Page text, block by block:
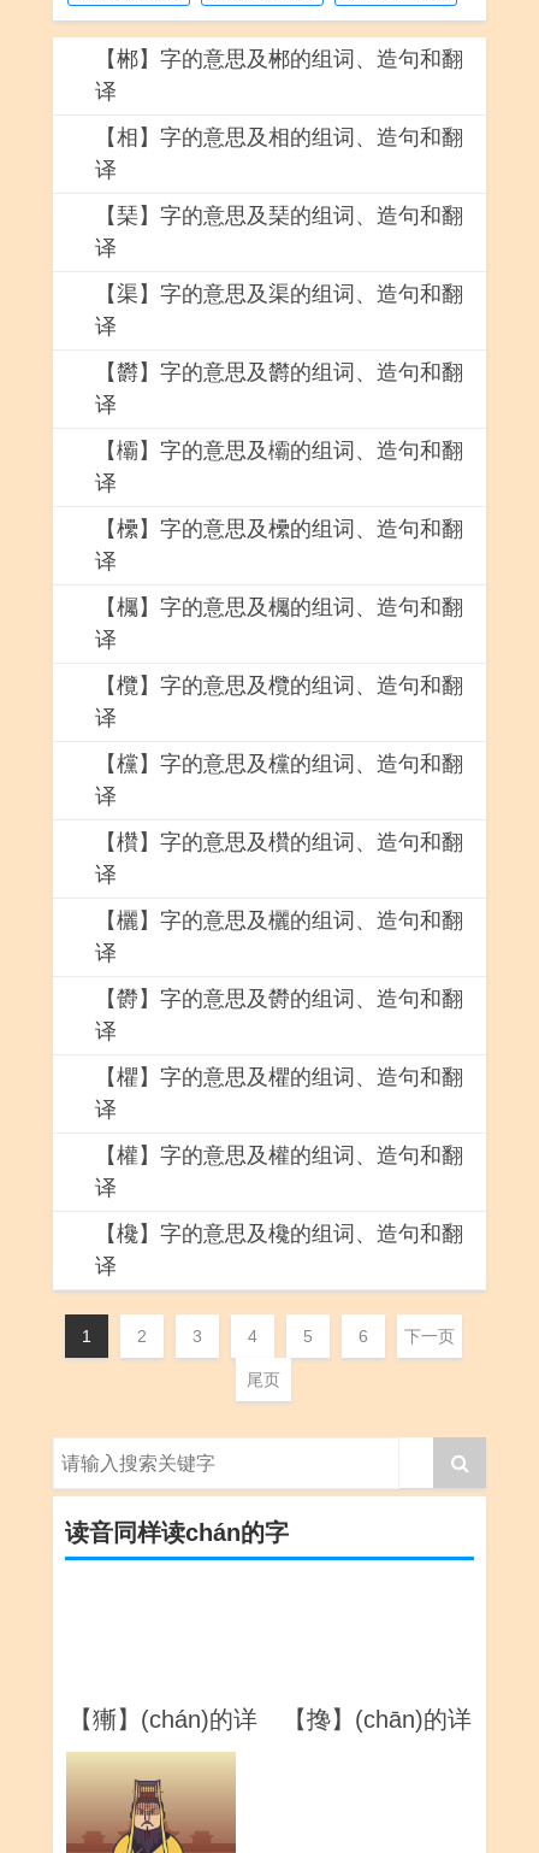
【郴】字的意思及郴的组词、造句和翻
译
【相】字的意思及相的组词、造句和翻
译
【琹】字的意思及琹的组词、造句和翻
译
【渠】字的意思及渠的组词、造句和翻
译
【欝】字的意思及欝的组词、造句和翻
译
【欛】字的意思及欛的组词、造句和翻
译
【欙】字的意思及欙的组词、造句和翻
译
【欘】字的意思及欘的组词、造句和翻
译
【欖】字的意思及欖的组词、造句和翻
译
【欓】字的意思及欓的组词、造句和翻
译
【欑】字的意思及欑的组词、造句和翻
译
【欐】字的意思及欐的组词、造句和翻
译
【欎】字的意思及欎的组词、造句和翻
译
【欋】字的意思及欋的组词、造句和翻
译
【權】字的意思及權的组词、造句和翻
译
【欃】字的意思及欃的组词、造句和翻
译
1 2 3 4 5 6 下一页
尾页
读音同样读chán的字
【獑】(chán)的详
解
【搀】(chān)的详